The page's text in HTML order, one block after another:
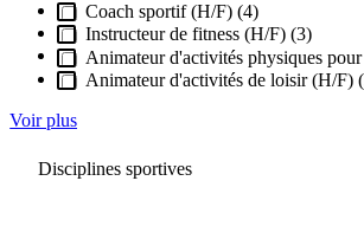
Coach sportif (H/F) (4)
Instructeur de fitness (H/F) (3)
Animateur d'activités physiques
Animateur d'activités de loisir (H/F)
Voir plus
Disciplines sportives